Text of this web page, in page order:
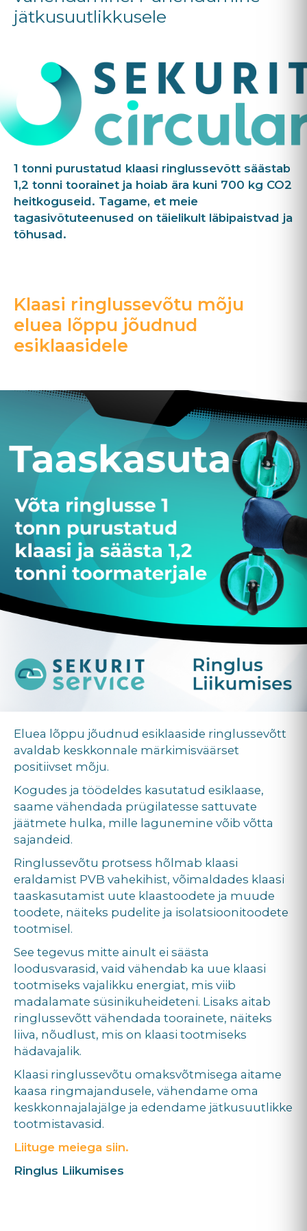
jätkusuutlikkusele
1 tonni purustatud klaasi ringlussevõtt säästab
1,2 tonni toorainet ja hoiab ära kuni 700 kg CO2
heitkoguseid. Tagame, et meie
tagasivõtuteenused on täielikult läbipaistvad ja
tõhusad.
Klaasi ringlussevõtu mõju
eluea lõppu jõudnud
esiklaasidele
Eluea lõppu jõudnud esiklaaside ringlussevõtt
avaldab keskkonnale märkimisväärset
positiivset mõju.
Kogudes ja töödeldes kasutatud esiklaase,
saame vähendada prügilatesse sattuvate
jäätmete hulka, mille lagunemine võib võtta
sajandeid.
Ringlussevõtu protsess hõlmab klaasi
eraldamist PVB vahekihist, võimaldades klaasi
taaskasutamist uute klaastoodete ja muude
toodete, näiteks pudelite ja isolatsioonitoodete
tootmisel.
See tegevus mitte ainult ei säästa
loodusvarasid, vaid vähendab ka uue klaasi
tootmiseks vajalikku energiat, mis viib
madalamate süsinikuheideteni. Lisaks aitab
ringlussevõtt vähendada toorainete, näiteks
liiva, nõudlust, mis on klaasi tootmiseks
hädavajalik.
Klaasi ringlussevõtu omaksvõtmisega aitame
kaasa ringmajandusele, vähendame oma
keskkonnajalajälge ja edendame jätkusuutlikke
tootmistavasid.
Liituge meiega siin.
Ringlus Liikumises